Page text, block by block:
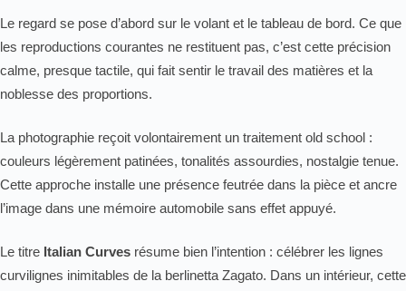
Le regard se pose d’abord sur le volant et le tableau de bord. Ce que
les reproductions courantes ne restituent pas, c’est cette précision
calme, presque tactile, qui fait sentir le travail des matières et la
noblesse des proportions.
La photographie reçoit volontairement un traitement old school :
couleurs légèrement patinées, tonalités assourdies, nostalgie tenue.
Cette approche installe une présence feutrée dans la pièce et ancre
l’image dans une mémoire automobile sans effet appuyé.
Le titre Italian Curves résume bien l’intention : célébrer les lignes
curvilignes inimitables de la berlinetta Zagato. Dans un intérieur, cette